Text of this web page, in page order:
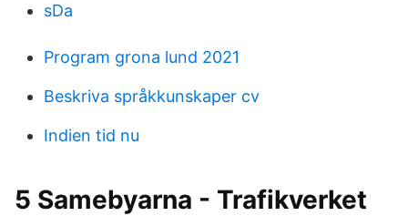
sDa
Program grona lund 2021
Beskriva språkkunskaper cv
Indien tid nu
5 Samebyarna - Trafikverket